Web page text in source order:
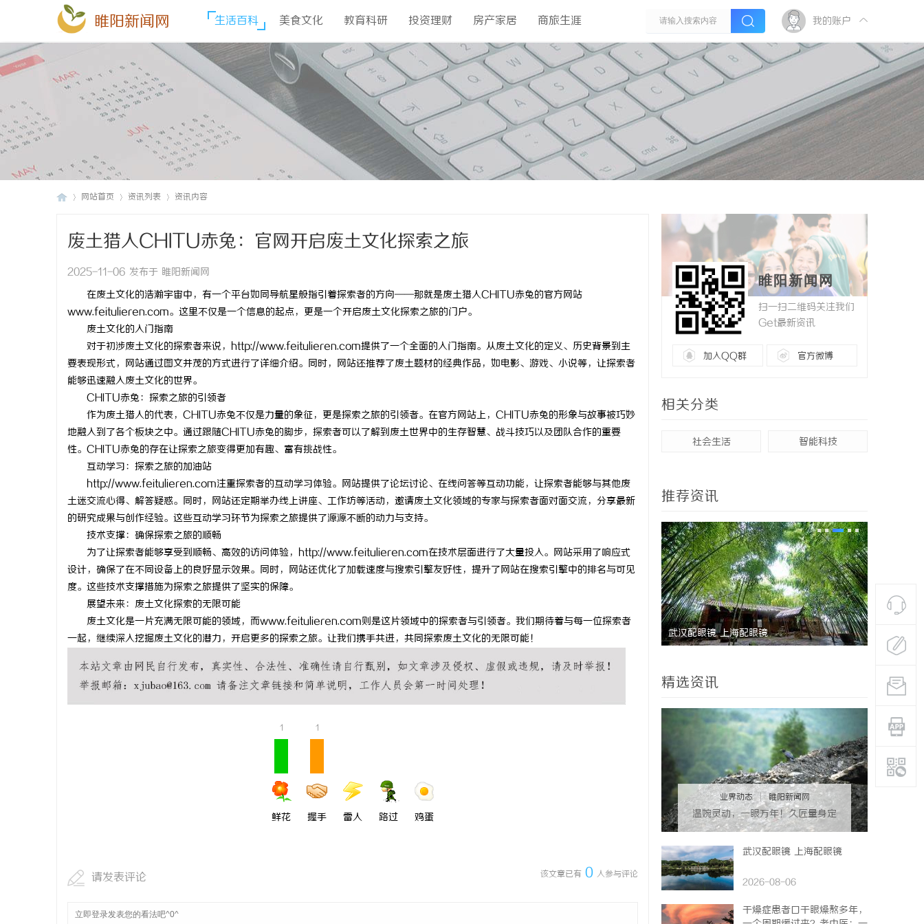
睢阳新闻网 生活百科 美食文化 教育科研 投资理财 房产家居 商旅生涯 我的账户
网站首页 资讯列表 资讯内容
废土猎人CHITU赤兔：官网开启废土文化探索之旅
2025-11-06 发布于 睢阳新闻网
在废土文化的浩瀚宇宙中，有一个平台如同导航星般指引着探索者的方向——那就是废土猎人CHITU赤兔的官方网站
www.feitulieren.com。这里不仅是一个信息的起点，更是一个开启废土文化探索之旅的门户。
废土文化的入门指南
对于初涉废土文化的探索者来说，http://www.feitulieren.com提供了一个全面的入门指南。从废土文化的定义、历史背景到主
要表现形式，网站通过图文并茂的方式进行了详细介绍。同时，网站还推荐了废土题材的经典作品，如电影、游戏、小说等，让探索者
能够迅速融入废土文化的世界。
CHITU赤兔：探索之旅的引领者
作为废土猎人的代表，CHITU赤兔不仅是力量的象征，更是探索之旅的引领者。在官方网站上，CHITU赤兔的形象与故事被巧妙
地融入到了各个板块之中。通过跟随CHITU赤兔的脚步，探索者可以了解到废土世界中的生存智慧、战斗技巧以及团队合作的重要
性。CHITU赤兔的存在让探索之旅变得更加有趣、富有挑战性。
互动学习：探索之旅的加油站
http://www.feitulieren.com注重探索者的互动学习体验。网站提供了论坛讨论、在线问答等互动功能，让探索者能够与其他废
土迷交流心得、解答疑惑。同时，网站还定期举办线上讲座、工作坊等活动，邀请废土文化领域的专家与探索者面对面交流，分享最新
的研究成果与创作经验。这些互动学习环节为探索之旅提供了源源不断的动力与支持。
技术支撑：确保探索之旅的顺畅
为了让探索者能够享受到顺畅、高效的访问体验，http://www.feitulieren.com在技术层面进行了大量投入。网站采用了响应式
设计，确保了在不同设备上的良好显示效果。同时，网站还优化了加载速度与搜索引擎友好性，提升了网站在搜索引擎中的排名与可见
度。这些技术支撑措施为探索之旅提供了坚实的保障。
展望未来：废土文化探索的无限可能
废土文化是一片充满无限可能的领域，而www.feitulieren.com则是这片领域中的探索者与引领者。我们期待着与每一位探索者
一起，继续深入挖掘废土文化的潜力，开启更多的探索之旅。让我们携手共进，共同探索废土文化的无限可能！
1
鲜花
1
握手 雷人 路过 鸡蛋
该文章已有 0 人参与评论
请发表评论
睢阳新闻网
扫一扫二维码关注我们
Get最新资讯
加入QQ群 官方微博
相关分类
社会生活 智能科技
推荐资讯
追风影视：开创数字娱乐新时代的先锋平台 探索The Row：奢华极简主义时尚品牌的崛 武汉配眼镜 上海配眼镜 星星影院
影体验
精选资讯
业界动态 | 睢阳新闻网
温婉灵动，一眼万年！久匠量身定
制的眉眼唇，才是你整张脸的点睛
武汉配眼镜 上海配眼镜
2026-08-06
干燥症患者口干眼燥熬多年，